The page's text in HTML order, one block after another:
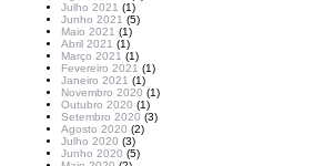
Julho 2021 (1)
Junho 2021 (5)
Maio 2021 (1)
Abril 2021 (1)
Março 2021 (1)
Fevereiro 2021 (1)
Janeiro 2021 (1)
Novembro 2020 (1)
Outubro 2020 (1)
Setembro 2020 (3)
Agosto 2020 (2)
Julho 2020 (3)
Junho 2020 (5)